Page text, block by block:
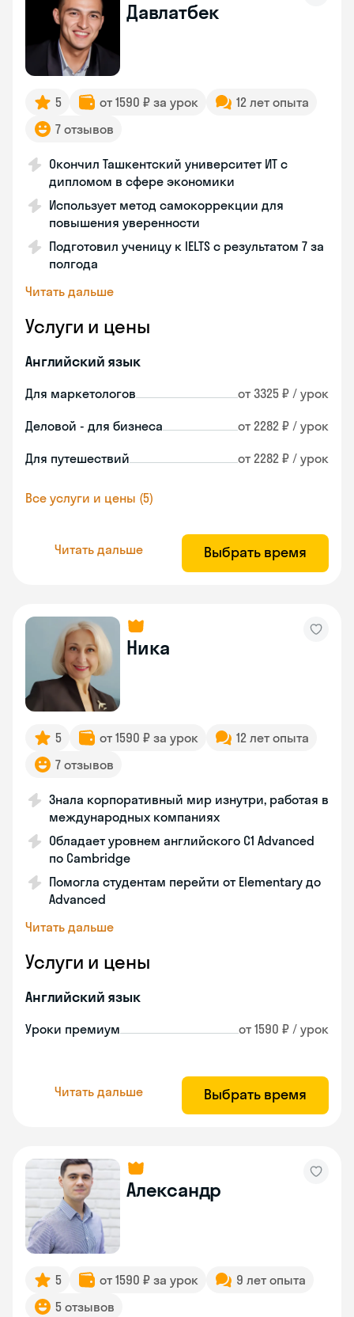
Давлатбек
5 от 1590 ₽ за урок
12 лет опыта
7 отзывов
Окончил Ташкентский университет ИТ с
дипломом в сфере экономики
Использует метод самокоррекции для
повышения уверенности
Подготовил ученицу к IELTS с результатом 7 за
полгода
Читать дальше
Услуги и цены
Английский язык
Для маркетологов от 3325 ₽ / урок
Деловой - для бизнеса от 2282 ₽ / урок
Для путешествий от 2282 ₽ / урок
Все услуги и цены (5)
Читать дальше Выбрать время
Ника
5 от 1590 ₽ за урок
12 лет опыта
7 отзывов
Знала корпоративный мир изнутри, работая в
международных компаниях
Обладает уровнем английского C1 Advanced
по Cambridge
Помогла студентам перейти от Elementary до
Advanced
Читать дальше
Услуги и цены
Английский язык
Уроки премиум от 1590 ₽ / урок
Читать дальше Выбрать время
Александр
5 от 1590 ₽ за урок
9 лет опыта
5 отзывов